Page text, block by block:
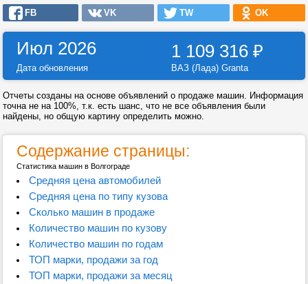
FB VK TW OK
Июл 2026 1 109 316 ₽
Дата обновления ВАЗ (Лада) Granta
Отчеты созданы на основе объявлений о продаже машин. Информация
точна не на 100%, т.к. есть шанс, что не все объявления были
найдены, но общую картину определить можно.
Содержание страницы:
Статистика машин в Волгограде
Средняя цена автомобилей
Средняя цена по типу кузова
Сколько машин в продаже
Количество машин по кузову
Количество машин по годам
ТОП марки, продажи за год
ТОП марки, продажи за месяц